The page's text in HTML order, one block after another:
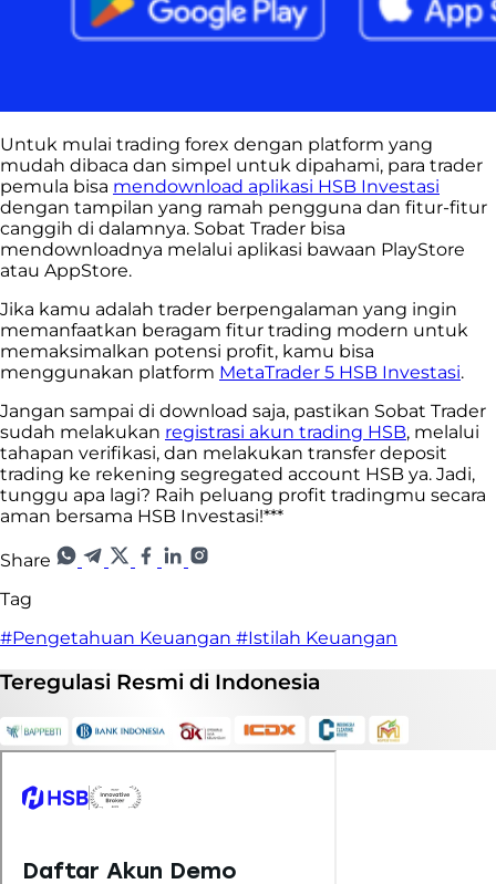
Untuk mulai trading forex dengan platform yang
mudah dibaca dan simpel untuk dipahami, para trader
pemula bisa mendownload aplikasi HSB Investasi
dengan tampilan yang ramah pengguna dan fitur-fitur
canggih di dalamnya. Sobat Trader bisa
mendownloadnya melalui aplikasi bawaan PlayStore
atau AppStore.
Jika kamu adalah trader berpengalaman yang ingin
memanfaatkan beragam fitur trading modern untuk
memaksimalkan potensi profit, kamu bisa
menggunakan platform MetaTrader 5 HSB Investasi.
Jangan sampai di download saja, pastikan Sobat Trader
sudah melakukan registrasi akun trading HSB, melalui
tahapan verifikasi, dan melakukan transfer deposit
trading ke rekening segregated account HSB ya. Jadi,
tunggu apa lagi? Raih peluang profit tradingmu secara
aman bersama HSB Investasi!***
Share
Tag
#Pengetahuan Keuangan #Istilah Keuangan
Teregulasi Resmi di Indonesia